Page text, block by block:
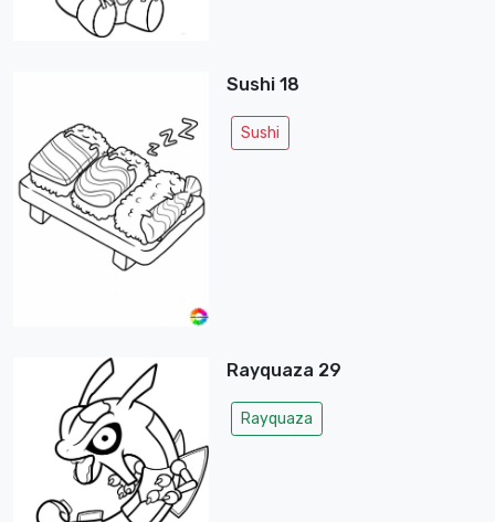
Sushi 18
Sushi
Rayquaza 29
Rayquaza